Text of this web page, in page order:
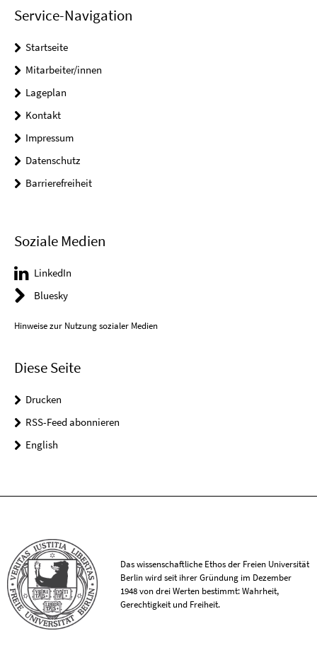
Service-Navigation
Startseite
Mitarbeiter/innen
Lageplan
Kontakt
Impressum
Datenschutz
Barrierefreiheit
Soziale Medien
LinkedIn
Bluesky
Hinweise zur Nutzung sozialer Medien
Diese Seite
Drucken
RSS-Feed abonnieren
English
Das wissenschaftliche Ethos der Freien Universität
Berlin wird seit ihrer Gründung im Dezember
1948 von drei Werten bestimmt: Wahrheit,
Gerechtigkeit und Freiheit.